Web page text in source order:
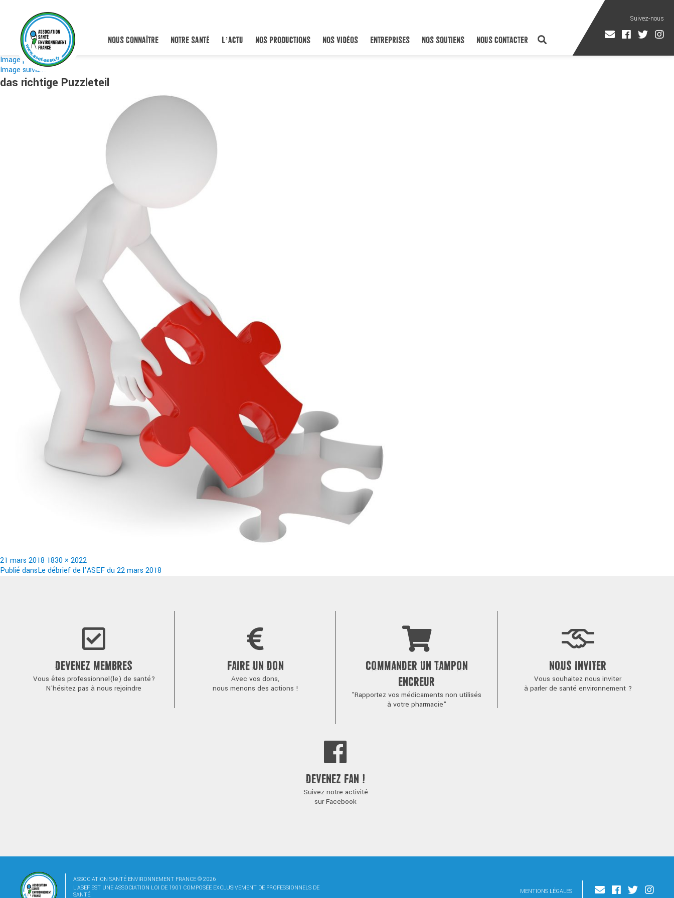
NOUS CONNAÎTRE NOTRE SANTÉ L’ACTU NOS PRODUCTIONS NOS VIDÉOS ENTREPRISES NOS SOUTIENS NOUS CONTACTER
Image précédente
Image suivante
das richtige Puzzleteil
Publié
le
21 mars 2018 Taille
réelle
1830 × 2022
Navigation
Publié dansLe débrief de l’ASEF du 22 mars 2018
DEVENEZ MEMBRES
Vous êtes professionnel(le) de santé?
N'hésitez pas à nous rejoindre
FAIRE UN DON
Avec vos dons,
nous menons des actions !
COMMANDER UN TAMPON
ENCREUR
"Rapportez vos médicaments non utilisés
à votre pharmacie"
NOUS INVITER
Vous souhaitez nous inviter
à parler de santé environnement ?
DEVENEZ FAN !
Suivez notre activité
sur Facebook
ASSOCIATION SANTÉ ENVIRONNEMENT FRANCE © 2026
L'ASEF EST UNE ASSOCIATION LOI DE 1901 COMPOSÉE EXCLUSIVEMENT DE PROFESSIONNELS DE
SANTÉ.
MENTIONS LÉGALES